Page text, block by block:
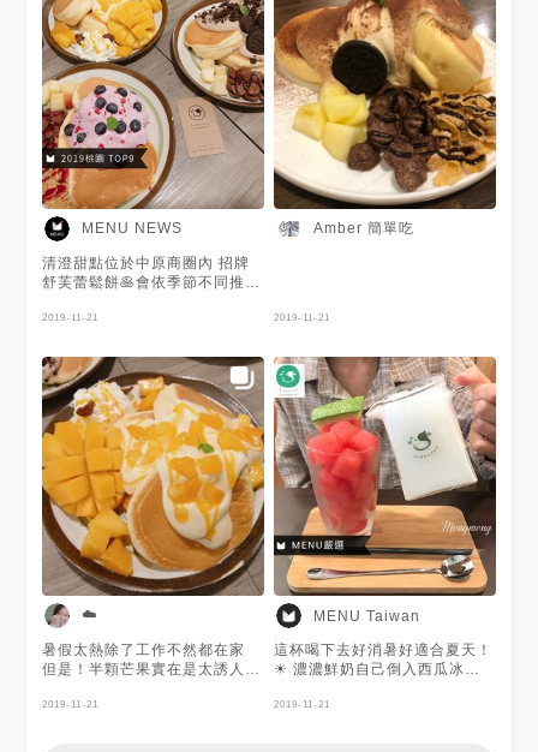
MENU NEWS
清澄甜點位於中原商圈內 招牌
舒芙蕾鬆餅🥞會依季節不同推出
品。 舒芙蕾軟嫩綿密，搭配當
2019-11-21
Amber 簡單吃
2019-11-21
☁️
暑假太熱除了工作不然都在家
但是！半顆芒果實在是太誘人
芙蕾蓬鬆的口感但沒有到綿密
2019-11-21
MENU Taiwan
這杯喝下去好消暑好適合夏天！
☀ 濃濃鮮奶自己倒入西瓜冰磚
看就超可愛！😍 還有DIY的樂趣
2019-11-21